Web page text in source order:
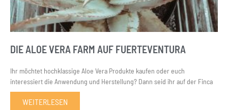
DIE ALOE VERA FARM AUF FUERTEVENTURA
Ihr möchtet hochklassige Aloe Vera Produkte kaufen oder euch
interessiert die Anwendung und Herstellung? Dann seid ihr auf der Finca
WEITERLESEN